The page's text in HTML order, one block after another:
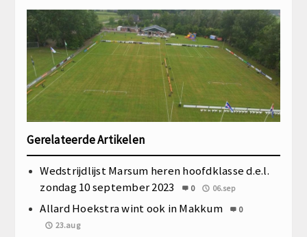
Gerelateerde Artikelen
Wedstrijdlijst Marsum heren hoofdklasse d.e.l.
zondag 10 september 2023
0 06.sep
Allard Hoekstra wint ook in Makkum
0
23.aug